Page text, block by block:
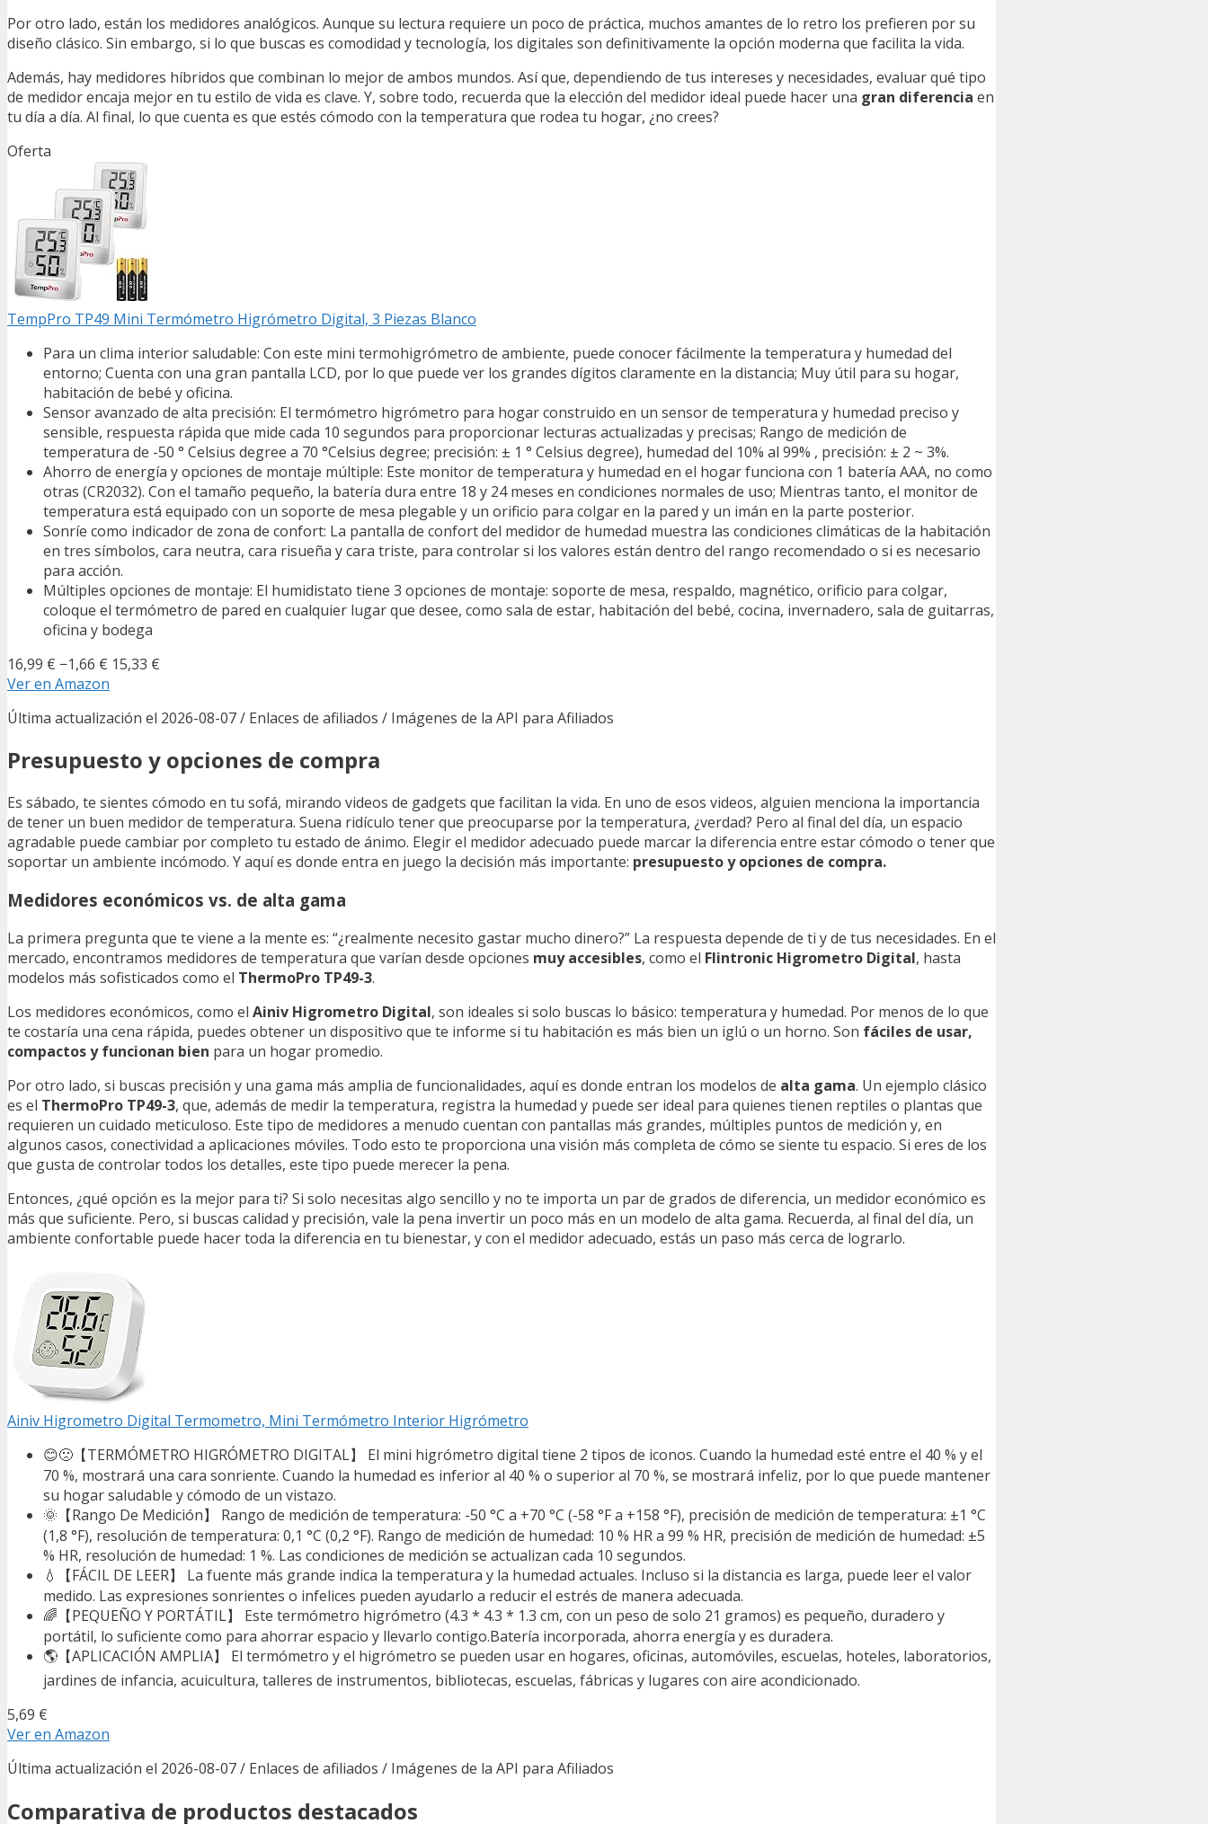
Por otro lado, están los medidores analógicos. Aunque su lectura requiere un poco de práctica, muchos amantes de lo retro los prefieren por su
diseño clásico. Sin embargo, si lo que buscas es comodidad y tecnología, los digitales son definitivamente la opción moderna que facilita la vida.
Además, hay medidores híbridos que combinan lo mejor de ambos mundos. Así que, dependiendo de tus intereses y necesidades, evaluar qué tipo
de medidor encaja mejor en tu estilo de vida es clave. Y, sobre todo, recuerda que la elección del medidor ideal puede hacer una gran diferencia en
tu día a día. Al final, lo que cuenta es que estés cómodo con la temperatura que rodea tu hogar, ¿no crees?
Oferta
TempPro TP49 Mini Termómetro Higrómetro Digital, 3 Piezas Blanco
Para un clima interior saludable: Con este mini termohigrómetro de ambiente, puede conocer fácilmente la temperatura y humedad del
entorno; Cuenta con una gran pantalla LCD, por lo que puede ver los grandes dígitos claramente en la distancia; Muy útil para su hogar,
habitación de bebé y oficina.
Sensor avanzado de alta precisión: El termómetro higrómetro para hogar construido en un sensor de temperatura y humedad preciso y
sensible, respuesta rápida que mide cada 10 segundos para proporcionar lecturas actualizadas y precisas; Rango de medición de
temperatura de -50 ° Celsius degree a 70 °Celsius degree; precisión: ± 1 ° Celsius degree), humedad del 10% al 99% , precisión: ± 2 ~ 3%.
Ahorro de energía y opciones de montaje múltiple: Este monitor de temperatura y humedad en el hogar funciona con 1 batería AAA, no como
otras (CR2032). Con el tamaño pequeño, la batería dura entre 18 y 24 meses en condiciones normales de uso; Mientras tanto, el monitor de
temperatura está equipado con un soporte de mesa plegable y un orificio para colgar en la pared y un imán en la parte posterior.
Sonríe como indicador de zona de confort: La pantalla de confort del medidor de humedad muestra las condiciones climáticas de la habitación
en tres símbolos, cara neutra, cara risueña y cara triste, para controlar si los valores están dentro del rango recomendado o si es necesario
para acción.
Múltiples opciones de montaje: El humidistato tiene 3 opciones de montaje: soporte de mesa, respaldo, magnético, orificio para colgar,
coloque el termómetro de pared en cualquier lugar que desee, como sala de estar, habitación del bebé, cocina, invernadero, sala de guitarras,
oficina y bodega
16,99 € −1,66 € 15,33 €
Ver en Amazon
Última actualización el 2026-08-07 / Enlaces de afiliados / Imágenes de la API para Afiliados
Presupuesto y opciones de compra
Es sábado, te sientes cómodo en tu sofá, mirando videos de gadgets que facilitan la vida. En uno de esos videos, alguien menciona la importancia
de tener un buen medidor de temperatura. Suena ridículo tener que preocuparse por la temperatura, ¿verdad? Pero al final del día, un espacio
agradable puede cambiar por completo tu estado de ánimo. Elegir el medidor adecuado puede marcar la diferencia entre estar cómodo o tener que
soportar un ambiente incómodo. Y aquí es donde entra en juego la decisión más importante: presupuesto y opciones de compra.
Medidores económicos vs. de alta gama
La primera pregunta que te viene a la mente es: “¿realmente necesito gastar mucho dinero?” La respuesta depende de ti y de tus necesidades. En el
mercado, encontramos medidores de temperatura que varían desde opciones muy accesibles, como el Flintronic Higrometro Digital, hasta
modelos más sofisticados como el ThermoPro TP49-3.
Los medidores económicos, como el Ainiv Higrometro Digital, son ideales si solo buscas lo básico: temperatura y humedad. Por menos de lo que
te costaría una cena rápida, puedes obtener un dispositivo que te informe si tu habitación es más bien un iglú o un horno. Son fáciles de usar,
compactos y funcionan bien para un hogar promedio.
Por otro lado, si buscas precisión y una gama más amplia de funcionalidades, aquí es donde entran los modelos de alta gama. Un ejemplo clásico
es el ThermoPro TP49-3, que, además de medir la temperatura, registra la humedad y puede ser ideal para quienes tienen reptiles o plantas que
requieren un cuidado meticuloso. Este tipo de medidores a menudo cuentan con pantallas más grandes, múltiples puntos de medición y, en
algunos casos, conectividad a aplicaciones móviles. Todo esto te proporciona una visión más completa de cómo se siente tu espacio. Si eres de los
que gusta de controlar todos los detalles, este tipo puede merecer la pena.
Entonces, ¿qué opción es la mejor para ti? Si solo necesitas algo sencillo y no te importa un par de grados de diferencia, un medidor económico es
más que suficiente. Pero, si buscas calidad y precisión, vale la pena invertir un poco más en un modelo de alta gama. Recuerda, al final del día, un
ambiente confortable puede hacer toda la diferencia en tu bienestar, y con el medidor adecuado, estás un paso más cerca de lograrlo.
Ainiv Higrometro Digital Termometro, Mini Termómetro Interior Higrómetro
😊🙁【TERMÓMETRO HIGRÓMETRO DIGITAL】 El mini higrómetro digital tiene 2 tipos de iconos. Cuando la humedad esté entre el 40 % y el
70 %, mostrará una cara sonriente. Cuando la humedad es inferior al 40 % o superior al 70 %, se mostrará infeliz, por lo que puede mantener
su hogar saludable y cómodo de un vistazo.
🌞【Rango De Medición】 Rango de medición de temperatura: -50 °C a +70 °C (-58 °F a +158 °F), precisión de medición de temperatura: ±1 °C
(1,8 °F), resolución de temperatura: 0,1 °C (0,2 °F). Rango de medición de humedad: 10 % HR a 99 % HR, precisión de medición de humedad: ±5
% HR, resolución de humedad: 1 %. Las condiciones de medición se actualizan cada 10 segundos.
💧【FÁCIL DE LEER】 La fuente más grande indica la temperatura y la humedad actuales. Incluso si la distancia es larga, puede leer el valor
medido. Las expresiones sonrientes o infelices pueden ayudarlo a reducir el estrés de manera adecuada.
🌈【PEQUEÑO Y PORTÁTIL】 Este termómetro higrómetro (4.3 * 4.3 * 1.3 cm, con un peso de solo 21 gramos) es pequeño, duradero y
portátil, lo suficiente como para ahorrar espacio y llevarlo contigo.Batería incorporada, ahorra energía y es duradera.
🌎【APLICACIÓN AMPLIA】 El termómetro y el higrómetro se pueden usar en hogares, oficinas, automóviles, escuelas, hoteles, laboratorios,
jardines de infancia, acuicultura, talleres de instrumentos, bibliotecas, escuelas, fábricas y lugares con aire acondicionado.
5,69 €
Ver en Amazon
Última actualización el 2026-08-07 / Enlaces de afiliados / Imágenes de la API para Afiliados
Comparativa de productos destacados